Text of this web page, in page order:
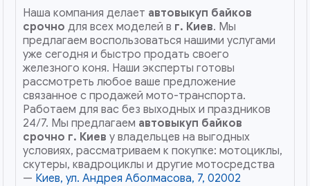
Наша компания делает автовыкуп байков
срочно для всех моделей в г. Киев. Мы
предлагаем воспользоваться нашими услугами
уже сегодня и быстро продать своего
железного коня. Наши эксперты готовы
рассмотреть любое ваше предложение
связанное с продажей мото-транспорта.
Работаем для вас без выходных и праздников
24/7. Мы предлагаем автовыкуп байков
срочно г. Киеву владельцев на выгодных
условиях, рассматриваем к покупке: мотоциклы,
скутеры, квадроциклы и другие мотосредства
— Киев, ул. Андрея Аболмасова, 7, 02002